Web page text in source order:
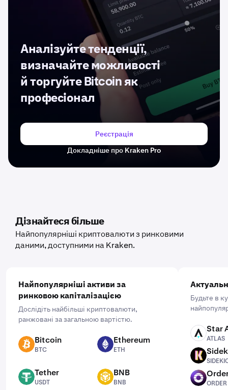
Аналізуйте тенденції,
визначайте можливості
й торгуйте Bitcoin як
професіонал
Реєстрація
Докладніше про Kraken Pro
Дізнайтеся більше
Найпопулярніші криптовалюти з ринковими
даними, доступними на Kraken.
Найпопулярніші активи за
ринковою капіталізацією
Дослідіть найбільші криптовалюти,
ранжовані за загальною вартістю.
BTC Bitcoin
BTC
ETH Ethereum
ETH
USDT Tether
USDT
BNB BNB
BNB
Будьте в
ATLAS Star
ATLAS
SIDEKICK
ORDER
ORDER